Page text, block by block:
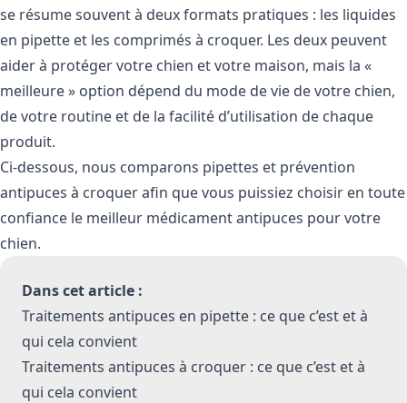
se résume souvent à deux formats pratiques : les liquides
en pipette et les comprimés à croquer. Les deux peuvent
aider à protéger votre chien et votre maison, mais la «
meilleure » option dépend du mode de vie de votre chien,
de votre routine et de la facilité d’utilisation de chaque
produit.
Ci-dessous, nous comparons pipettes et prévention
antipuces à croquer afin que vous puissiez choisir en toute
confiance le meilleur médicament antipuces pour votre
chien.
Dans cet article :
Traitements antipuces en pipette : ce que c’est et à
qui cela convient
Traitements antipuces à croquer : ce que c’est et à
qui cela convient